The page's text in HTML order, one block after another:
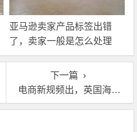
亚马逊卖家产品标签出错
了，卖家一般是怎么处理
的？
下一篇
电商新规频出，英国海外仓成卖家救星？